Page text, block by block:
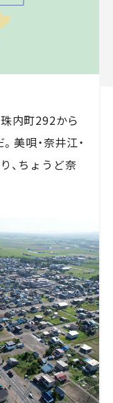
内町292から
美唄・奈井江・
、ちょうど奈